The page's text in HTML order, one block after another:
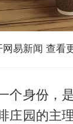
网易新闻 查看
个身份，
庄园的主